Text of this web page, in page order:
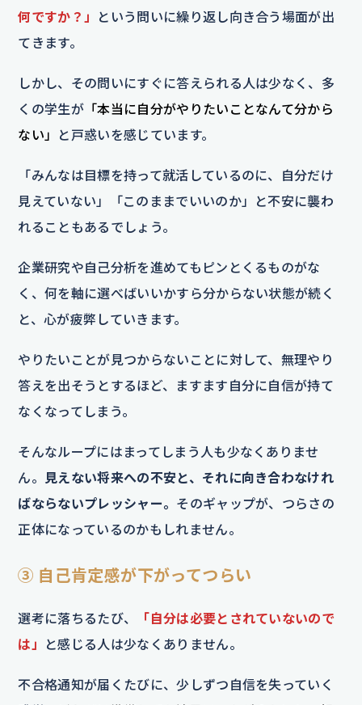
何ですか？」
という問いに繰り返し向き合う場面が出
てきます。
しかし、その問いにすぐに答えられる人は少なく、多
くの学生が 「本当に自分がやりたいことなんて分から
ない」
と戸惑いを感じています。
「みんなは目標を持って就活しているのに、自分だけ
見えていない」「このままでいいのか」と不安に襲わ
れることもあるでしょう。
企業研究や自己分析を進めてもピンとくるものがな
く、何を軸に選べばいいかすら分からない状態が続く
と、心が疲弊していきます。
やりたいことが見つからないことに対して、無理やり
答えを出そうとするほど、ますます自分に自信が持て
なくなってしまう。
そんなループにはまってしまう人も少なくありませ
ん。
見えない将来への不安と、それに向き合わなけれ
ばならないプレッシャー。 そのギャップが、つらさの
正体になっているのかもしれません。
③ 自己肯定感が下がってつらい
選考に落ちるたび、
「自分は必要とされていないので
は」
と感じる人は少なくありません。
不合格通知が届くたびに、少しずつ自信を失っていく